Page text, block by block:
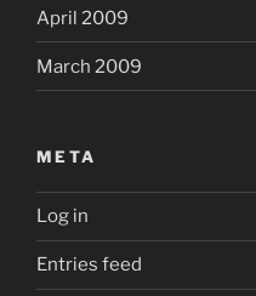
April 2009
March 2009
META
Log in
Entries feed